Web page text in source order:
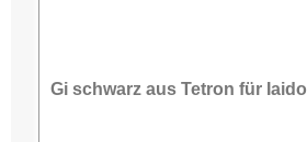
Gi schwarz aus Tetron für Iaido